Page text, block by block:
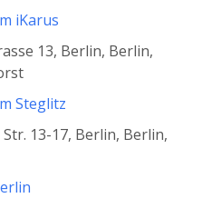
iKarus
13, Berlin, Berlin,
Steglitz
13-17, Berlin, Berlin,